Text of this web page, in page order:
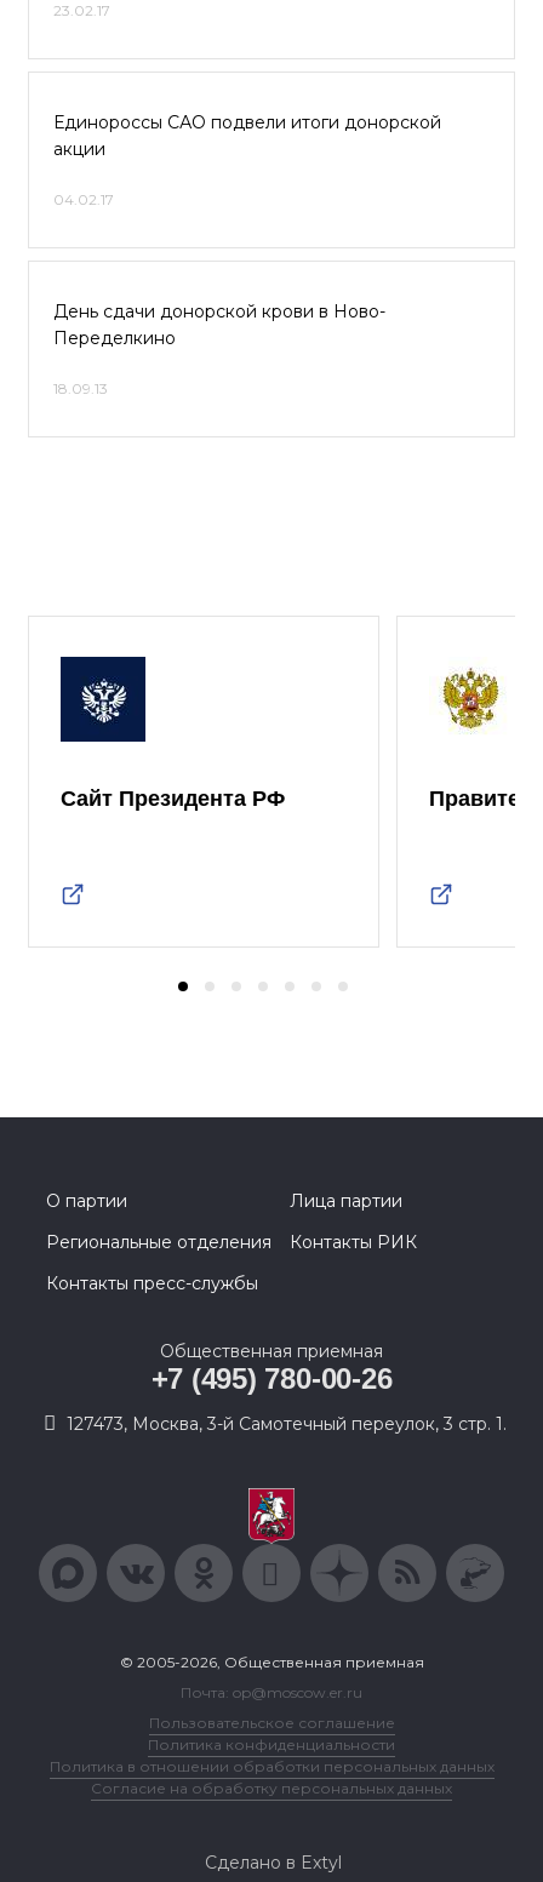
23.02.17
Единороссы САО подвели итоги донорской
акции
04.02.17
День сдачи донорской крови в Ново-
Переделкино
18.09.13
Сайт Президента РФ
О партии
Лица партии
Региональные отделения
Контакты РИК
Контакты пресс-службы
Общественная приемная
+7 (495) 780-00-26
127473, Москва, 3-й Самотечный переулок, 3 стр. 1.
© 2005-2026, Общественная приемная
Почта: op@moscow.er.ru
Пользовательское соглашение
Политика конфиденциальности
Политика в отношении обработки персональных данных
Согласие на обработку персональных данных
Сделано в Extyl